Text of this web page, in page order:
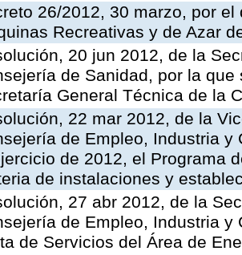
26/2012, 30 marzo, por
Recreativas y de Azar
20 jun 2012, de la
de Sanidad, por la
General Técnica de la
22 mar 2012, de la
de Empleo, Industria
de 2012, el Programa
de instalaciones y
27 abr 2012, de la
de Empleo, Industria
de Servicios del Área de